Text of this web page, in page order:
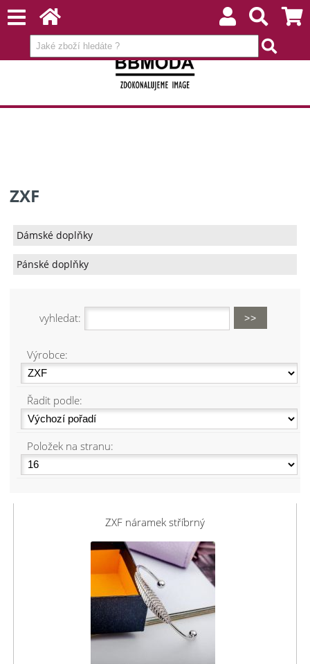
ZXF
Dámské doplňky
Pánské doplňky
vyhledat:
Výrobce:
Řadit podle:
Položek na stranu:
ZXF náramek stříbrný